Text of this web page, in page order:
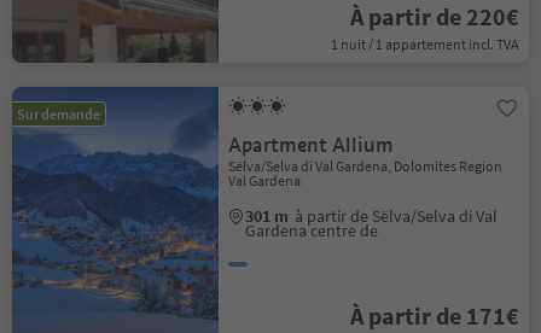
À partir de 220€
1 nuit / 1 appartement incl. TVA
Sur demande
Apartment Allium
Sëlva/Selva di Val Gardena, Dolomites Region
Val Gardena
301 m à partir de Sëlva/Selva di Val
Gardena centre de
À partir de 171€